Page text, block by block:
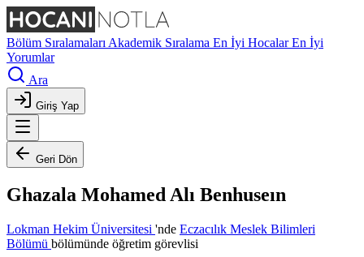
Bölüm Sıralamaları Akademik Sıralama En İyi HocalarEn İyi
Yorumlar
Ara
Giriş Yap
Geri Dön
Ghazala Mohamed Alı Benhuseın
Lokman Hekim Üniversitesi 'nde Eczacılık Meslek Bilimleri
Bölümü bölümünde öğretim görevlisi